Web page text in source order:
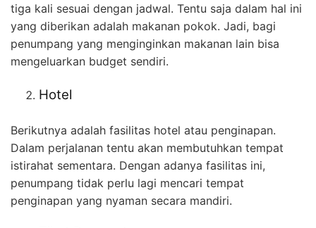
tiga kali sesuai dengan jadwal. Tentu saja dalam hal ini
yang diberikan adalah makanan pokok. Jadi, bagi
penumpang yang menginginkan makanan lain bisa
mengeluarkan budget sendiri.
Hotel
Berikutnya adalah fasilitas hotel atau penginapan.
Dalam perjalanan tentu akan membutuhkan tempat
istirahat sementara. Dengan adanya fasilitas ini,
penumpang tidak perlu lagi mencari tempat
penginapan yang nyaman secara mandiri.